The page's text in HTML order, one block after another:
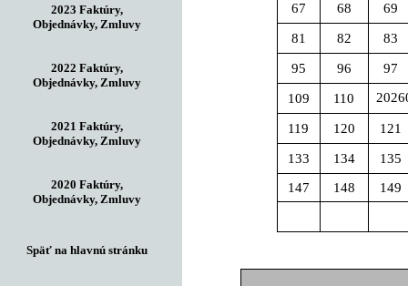
2023 Faktúry,
Objednávky, Zmluvy
2022 Faktúry,
Objednávky, Zmluvy
2021 Faktúry,
Objednávky, Zmluvy
2020 Faktúry,
Objednávky, Zmluvy
Späť na hlavnú stránku
67 68 69
81 82 83
95 96 97
109 110
119 120 121
133 134
135
147
148 149